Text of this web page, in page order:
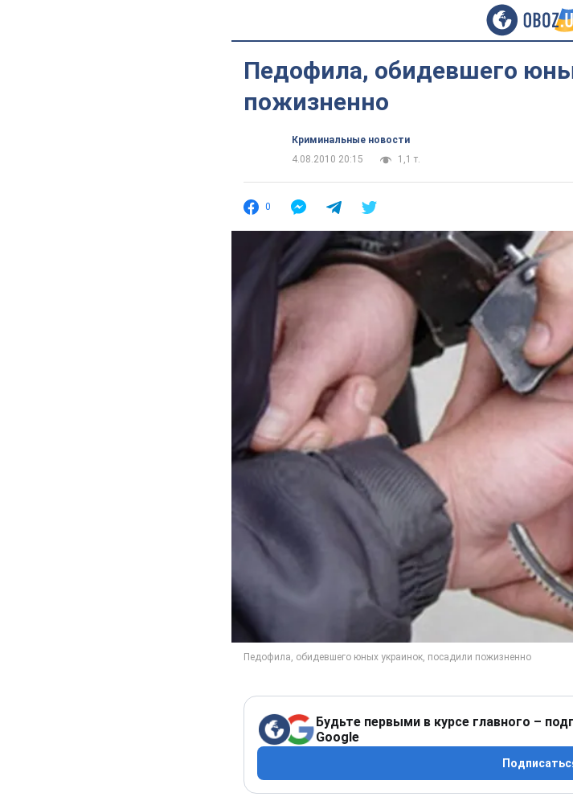
Педофила, обидевшего
пожизненно
Криминальные новости
4.08.2010 20:15
1,1 т.
0
Будьте первыми в курсе главного –
Google